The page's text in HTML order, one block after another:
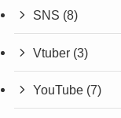
SNS (8)
Vtuber (3)
YouTube (7)